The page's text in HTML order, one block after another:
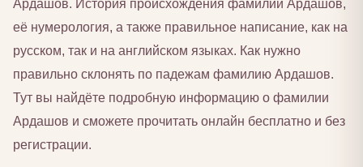
Ардашов. История происхождения фамилии Ардашов,
её нумерология, а также правильное написание, как на
русском, так и на английском языках. Как нужно
правильно склонять по падежам фамилию Ардашов.
Тут вы найдёте подробную информацию о фамилии
Ардашов и сможете прочитать онлайн бесплатно и без
регистрации.